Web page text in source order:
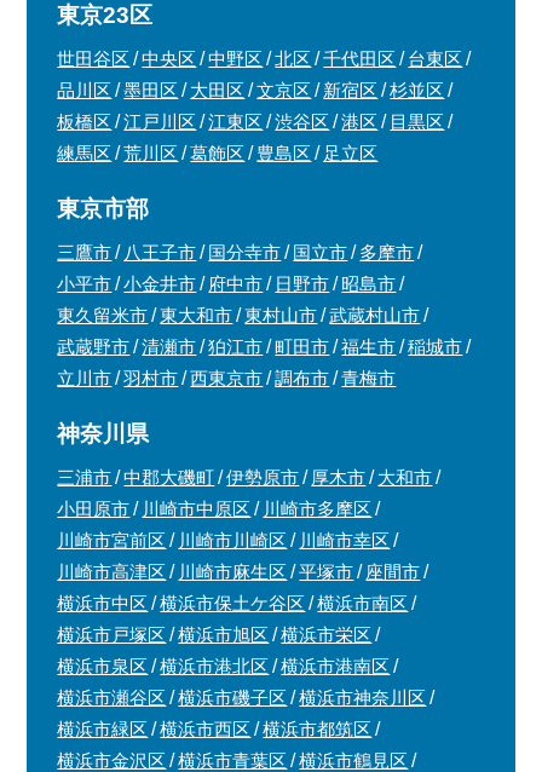
東京23区
世田谷区 中央区 中野区 北区 千代田区
台東区
品川区
墨田区 大田区 文京区 新宿区
杉並区
板橋区
江戸川区 江東区 渋谷区 港区
目黒区
練馬区
荒川区 葛飾区 豊島区 足立区
東京市部
三鷹市 八王子市 国分寺市 国立市
多摩市
小平市
小金井市 府中市 日野市
昭島市
東久留米市
東大和市 東村山市
武蔵村山市
武蔵野市
清瀬市 狛江市 町田市 福生市
稲城市
立川市
羽村市 西東京市 調布市 青梅市
神奈川県
三浦市 中郡大磯町 伊勢原市 厚木市
大和市
小田原市
川崎市中原区
川崎市多摩区
川崎市宮前区
川崎市川崎区
川崎市幸区
川崎市高津区
川崎市麻生区 平塚市
座間市
横浜市中区
横浜市保土ケ谷区
横浜市南区
横浜市戸塚区
横浜市旭区
横浜市栄区
横浜市泉区
横浜市港北区
横浜市港南区
横浜市瀬谷区
横浜市磯子区
横浜市神奈川区
横浜市緑区
横浜市西区
横浜市都筑区
横浜市金沢区
横浜市青葉区
横浜市鶴見区